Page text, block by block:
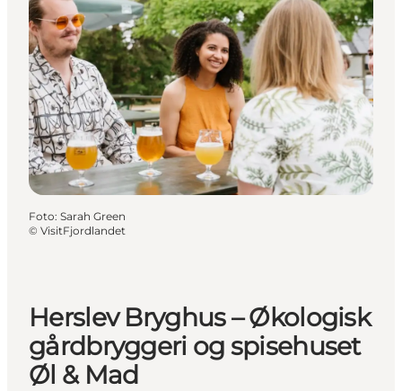
Foto: Sarah Green
© VisitFjordlandet
Herslev Bryghus – Økologisk
gårdbryggeri og spisehuset
Øl & Mad